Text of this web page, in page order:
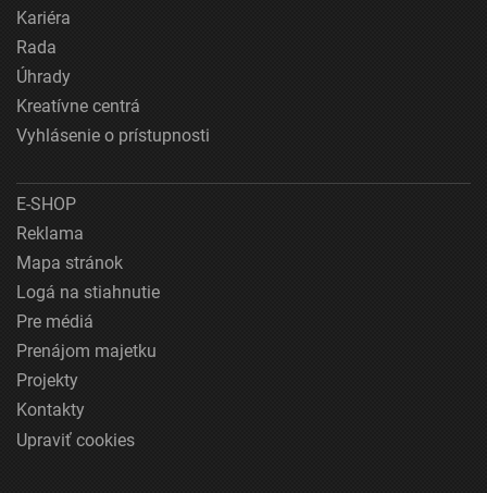
Kariéra
Rada
Úhrady
Kreatívne centrá
Vyhlásenie o prístupnosti
E-SHOP
Reklama
Mapa stránok
Logá na stiahnutie
Pre médiá
Prenájom majetku
Projekty
Kontakty
Upraviť cookies